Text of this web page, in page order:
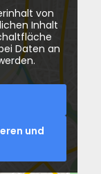
von
Inhalt
Daten an
und